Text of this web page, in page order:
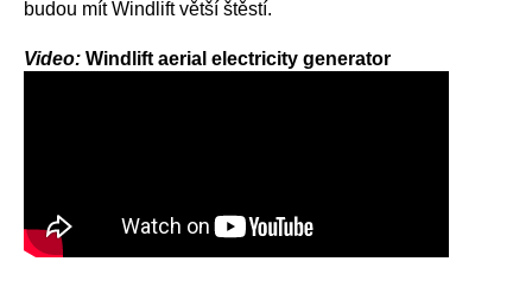
budou mít Windlift větší štěstí.
Video: Windlift aerial electricity generator